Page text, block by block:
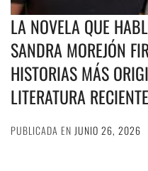
LA NOVELA QUE
SANDRA MOREJÓN
HISTORIAS MÁS
LITERATURA RECIENTE
PUBLICADA EN JUNIO 26, 2026